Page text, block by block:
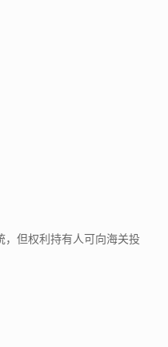
，但权利持有人可向海关投